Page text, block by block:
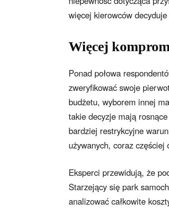
więcej kierowców
Więcej
Ponad połowa
zweryfikować swoje
budżetu, wyborem innej
takie decyzje mają
bardziej restrykcyjne
używanych, coraz częściej
Eksperci przewidują, że
Starzejący się park
analizować całkowite